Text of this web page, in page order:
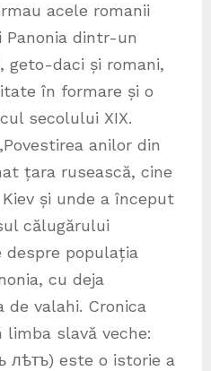
acele romanii
Panonia dintr-un
geto-daci și romani,
în formare și o
secolului XIX.
anilor din
țara rusească, cine
și unde a început
călugărului
despre populația
cu deja
de valahi. Cronica
slavă veche:
лѣтъ) este o istorie a